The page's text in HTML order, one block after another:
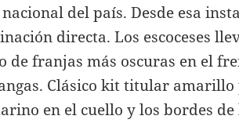
del país. Desde esa
directa. Los escoceses
franjas más oscuras en el
Clásico kit titular amarillo
en el cuello y los bordes de